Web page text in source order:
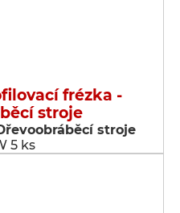
frézka -
stroje
stroje
5 ks